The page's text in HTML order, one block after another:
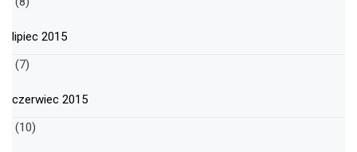
lipiec 2015
(7)
czerwiec 2015
(10)